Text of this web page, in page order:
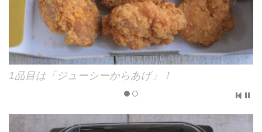
1品目は「ジューシーからあげ」！